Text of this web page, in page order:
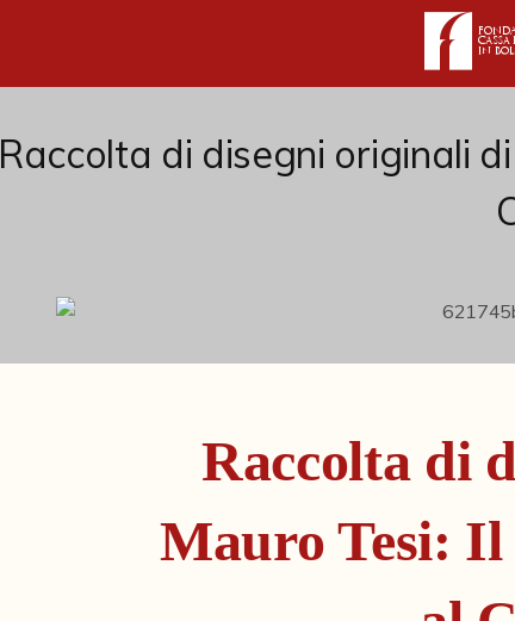
Raccolta di disegni originali
Raccolta di
Mauro Tesi: Il